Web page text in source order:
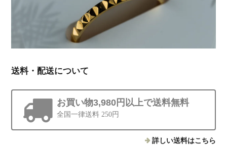
送料・配送について
お買い物3,980円以上で送料無料
全国一律送料 250円
詳しい送料はこちら